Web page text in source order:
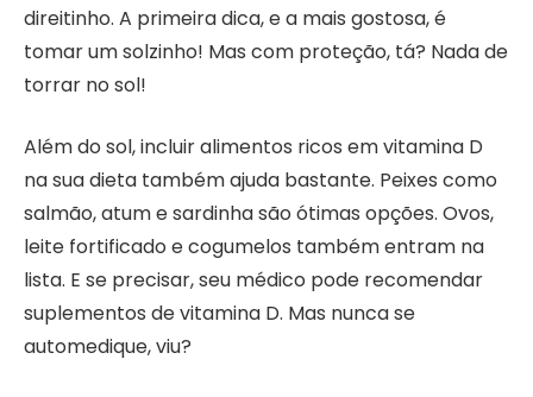
direitinho. A primeira dica, e a mais gostosa, é
tomar um solzinho! Mas com proteção, tá? Nada de
torrar no sol!
Além do sol, incluir alimentos ricos em vitamina D
na sua dieta também ajuda bastante. Peixes como
salmão, atum e sardinha são ótimas opções. Ovos,
leite fortificado e cogumelos também entram na
lista. E se precisar, seu médico pode recomendar
suplementos de vitamina D. Mas nunca se
automedique, viu?